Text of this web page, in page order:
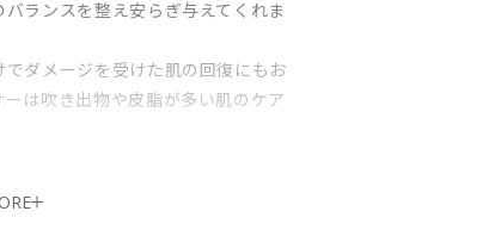
ランスを整え安らぎ与えてくれま
でダメージを受けた肌の回復にもお
は吹き出物や皮脂が多い肌のケア